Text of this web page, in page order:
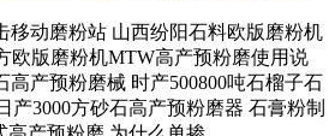
移动磨粉站 山西纷阳石料欧版磨粉机
欧版磨粉机MTW高产预粉磨使用说
高产预粉磨械 时产500800吨石榴子石
产3000方砂石高产预粉磨器 石膏粉制